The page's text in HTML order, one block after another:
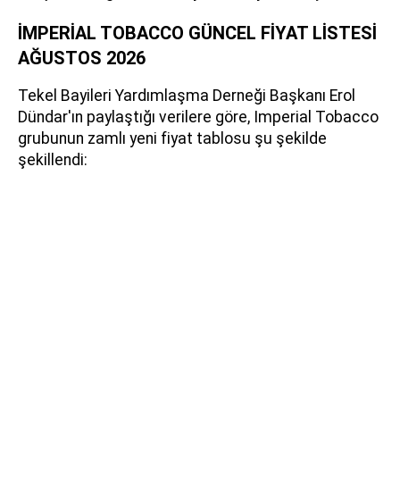
İMPERİAL TOBACCO GÜNCEL FİYAT LİSTESİ
AĞUSTOS 2026
Tekel Bayileri Yardımlaşma Derneği Başkanı Erol
Dündar'ın paylaştığı verilere göre, Imperial Tobacco
grubunun zamlı yeni fiyat tablosu şu şekilde
şekillendi: